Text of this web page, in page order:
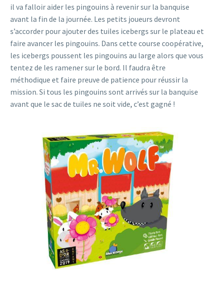
il va falloir aider les pingouins à revenir sur la banquise
avant la fin de la journée. Les petits joueurs devront
s’accorder pour ajouter des tuiles icebergs sur le plateau et
faire avancer les pingouins. Dans cette course coopérative,
les icebergs poussent les pingouins au large alors que vous
tentez de les ramener sur le bord. Il faudra être
méthodique et faire preuve de patience pour réussir la
mission. Si tous les pingouins sont arrivés sur la banquise
avant que le sac de tuiles ne soit vide, c’est gagné !